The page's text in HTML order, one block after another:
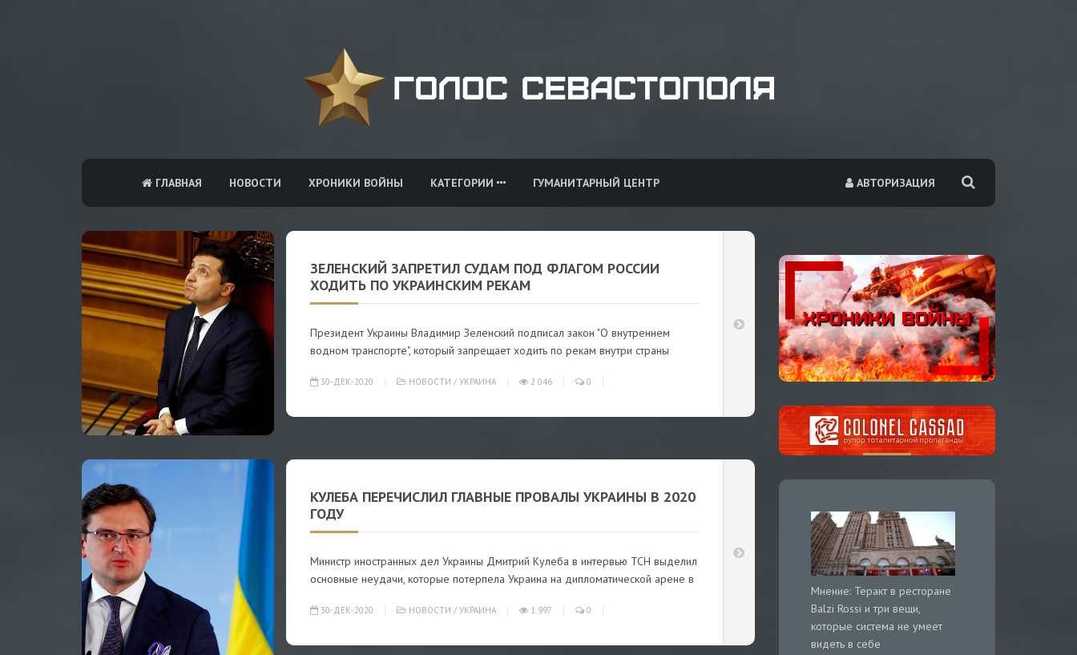
АВТОРИЗАЦИЯ
ГЛАВНАЯ НОВОСТИ ХРОНИКИ ВОЙНЫ КАТЕГОРИИ ГУМАНИТАРНЫЙ ЦЕНТР
ЗЕЛЕНСКИЙ ЗАПРЕТИЛ СУДАМ ПОД ФЛАГОМ РОССИИ
ХОДИТЬ ПО УКРАИНСКИМ РЕКАМ
Президент Украины Владимир Зеленский подписал закон "О внутреннем
водном транспорте", который запрещает ходить по рекам внутри страны
30-ДЕК-2020 НОВОСТИ / УКРАИНА 2 046 0
КУЛЕБА ПЕРЕЧИСЛИЛ ГЛАВНЫЕ ПРОВАЛЫ УКРАИНЫ В 2020
ГОДУ
Министр иностранных дел Украины Дмитрий Кулеба в интервью ТСН выделил
основные неудачи, которые потерпела Украина на дипломатической арене в
30-ДЕК-2020 НОВОСТИ / УКРАИНА 1 997 0
Мнение: Теракт в ресторане
Balzi Rossi и три вещи,
которые система не умеет
видеть в себе